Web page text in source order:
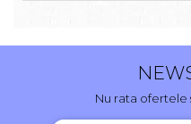
Nu rata ofertele